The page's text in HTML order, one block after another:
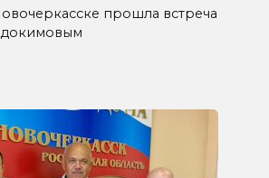
прошла встреча